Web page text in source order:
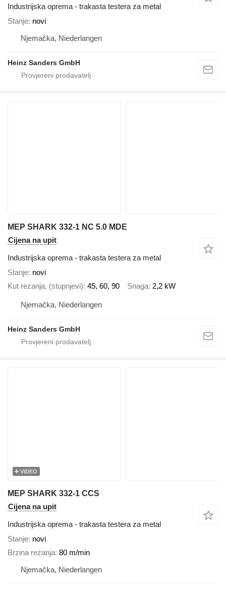
Industrijska oprema - trakasta testera za metal
Stanje novi
Njemačka, Niederlangen
Heinz Sanders GmbH
MEP SHARK 332-1 NC 5.0 MDE
Cijena na upit
Industrijska oprema - trakasta testera za metal
Stanje novi
Kut rezanja, (stupnjevi) 45, 60, 90 Snaga 2,2 kW
Njemačka, Niederlangen
Heinz Sanders GmbH
VIDEO
MEP SHARK 332-1 CCS
Cijena na upit
Industrijska oprema - trakasta testera za metal
Stanje novi
Brzina rezanja 80 m/min
Njemačka, Niederlangen